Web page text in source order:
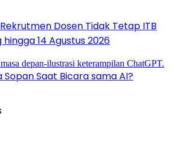
Dosen Tidak Tetap ITB
14 Agustus 2026
Sopan Saat Bicara sama AI?